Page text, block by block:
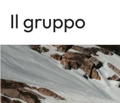
Il gruppo